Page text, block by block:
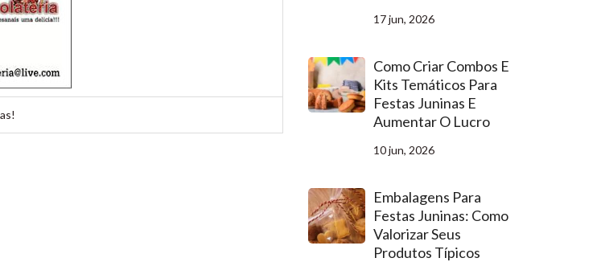
17 jun, 2026
Como Criar Combos E
Kits Temáticos Para
Festas Juninas E
Aumentar O Lucro
10 jun, 2026
Embalagens Para
Festas Juninas: Como
Valorizar Seus
Produtos Típicos